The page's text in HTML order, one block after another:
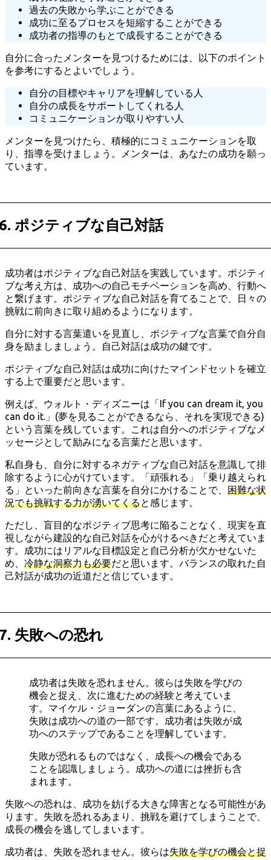
過去の失敗から学ぶことができる
成功に至るプロセスを短縮することができる
成功者の指導のもとで成長することができる
自分に合ったメンターを見つけるためには、以下のポイント
を参考にするとよいでしょう。
自分の目標やキャリアを理解している人
自分の成長をサポートしてくれる人
コミュニケーションが取りやすい人
メンターを見つけたら、積極的にコミュニケーションを取
り、指導を受けましょう。メンターは、あなたの成功を願っ
ています。
ポジティブな自己対話
成功者はポジティブな自己対話を実践しています。ポジティ
ブな考え方は、成功への自己モチベーションを高め、行動へ
と繋げます。ポジティブな自己対話を育てることで、日々の
挑戦に前向きに取り組めるようになります。
自分に対する言葉遣いを見直し、ポジティブな言葉で自分自
身を励ましましょう。自己対話は成功の鍵です。
ポジティブな自己対話は成功に向けたマインドセットを確立
する上で重要だと思います。
例えば、ウォルト・ディズニーは「If you can dream it, you
can do it.」(夢を見ることができるなら、それを実現できる)
という言葉を残しています。これは自分へのポジティブなメ
ッセージとして励みになる言葉だと思います。
私自身も、自分に対するネガティブな自己対話を意識して排
除するように心がけています。「頑張れる」「乗り越えられ
る」といった前向きな言葉を自分にかけることで、 困難な状
況でも挑戦する力が湧いてくると感じます。
ただし、盲目的なポジティブ思考に陥ることなく、現実を直
視しながら建設的な自己対話を心がけるべきだと考えていま
す。成功にはリアルな目標設定と自己分析が欠かせないた
め、 冷静な洞察力も必要だと思います。バランスの取れた自
己対話が成功の近道だと信じています。
失敗への恐れ
成功者は失敗を恐れません。彼らは失敗を学びの
機会と捉え、次に進むための経験と考えていま
す。マイケル・ジョーダンの言葉にあるように、
失敗は成功への道の一部です。成功者は失敗が成
功へのステップであることを理解しています。
失敗が恐れるものではなく、成長への機会である
ことを認識しましょう。成功への道には挫折も含
まれます。
失敗への恐れは、成功を妨げる大きな障害となる可能性があ
ります。失敗を恐れるあまり、挑戦を避けてしまうことで、
成長の機会を逃してしまいます。
成功者は、失敗を恐れません。彼らは失敗を学びの機会と捉